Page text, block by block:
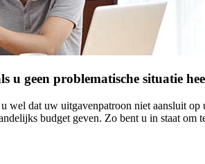
u geen problematische situatie
wel dat uw uitgavenpatroon niet aansluit
budget geven. Zo bent u in staat